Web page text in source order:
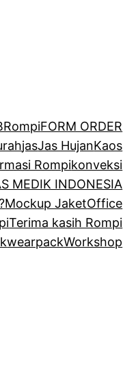
FORM ORDER
jasJas HujanKaos
Rompikonveksi
MEDIK INDONESIA
Mockup JaketOffice
Terima kasih Rompi
wearpackWorkshop